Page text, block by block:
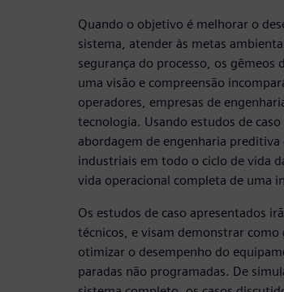
Quando o objetivo é melhorar o
sistema, atender às metas
segurança do processo, os gêmeos
uma visão e compreensão
operadores, empresas de
tecnologia. Usando estudos de
abordagem de engenharia
industriais em todo o ciclo de vida
vida operacional completa de uma
Os estudos de caso apresentados
técnicos, e visam demonstrar
otimizar o desempenho do
paradas não programadas. De